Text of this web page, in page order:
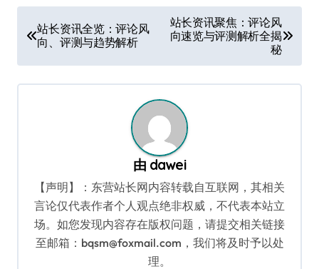
章
导
航
站长资讯全览：评论风
向、评测与趋势解析
站长资讯聚焦：评论风
向速览与评测解析全揭
秘
由 dawei
【声明】：东营站长网内容转载自互联网，其相关
言论仅代表作者个人观点绝非权威，不代表本站立
场。如您发现内容存在版权问题，请提交相关链接
至邮箱：bqsm@foxmail.com，我们将及时予以处
理。